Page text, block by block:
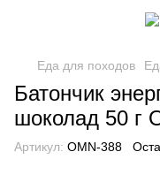
Еда для походов
Батончик
шоколад 50 г
Артикул: OMN-388